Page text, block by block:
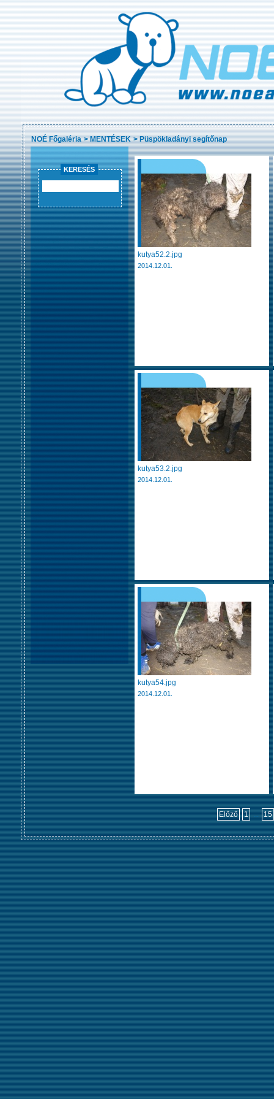
NOÉ Főgaléria >MENTÉSEK >Püspökladányi segítőnap
KERESÉS
kutya52.2.jpg
2014.12.01.
kutya53.2.jpg
2014.12.01.
kutya54.jpg
2014.12.01.
Előző 1 ... 15